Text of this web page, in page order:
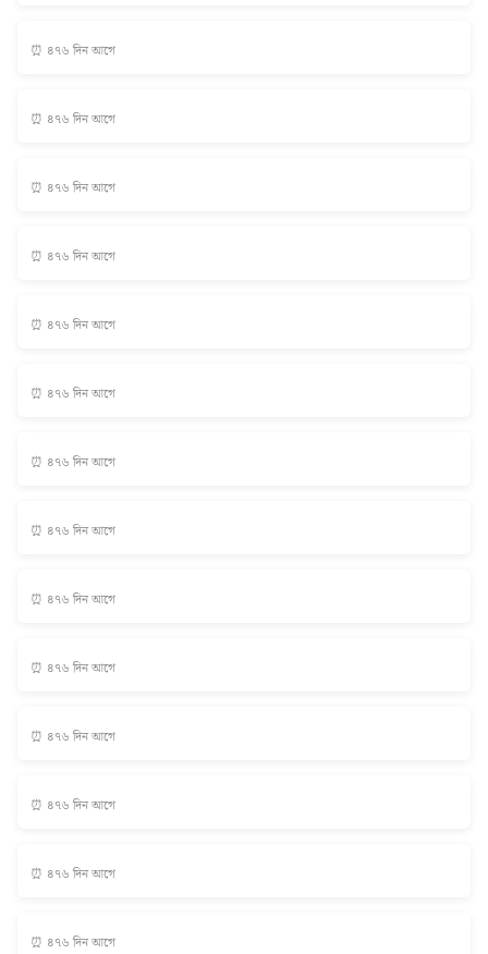
⏰ ৪৭৬ দিন আগে
⏰ ৪৭৬ দিন আগে
⏰ ৪৭৬ দিন আগে
⏰ ৪৭৬ দিন আগে
⏰ ৪৭৬ দিন আগে
⏰ ৪৭৬ দিন আগে
⏰ ৪৭৬ দিন আগে
⏰ ৪৭৬ দিন আগে
⏰ ৪৭৬ দিন আগে
⏰ ৪৭৬ দিন আগে
⏰ ৪৭৬ দিন আগে
⏰ ৪৭৬ দিন আগে
⏰ ৪৭৬ দিন আগে
⏰ ৪৭৬ দিন আগে